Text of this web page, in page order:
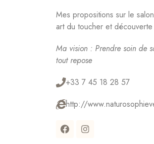
Mes propositions sur le
art du toucher et
Ma vision : Prendre soin de
tout repose
+33 7 45 18 28 57
http://